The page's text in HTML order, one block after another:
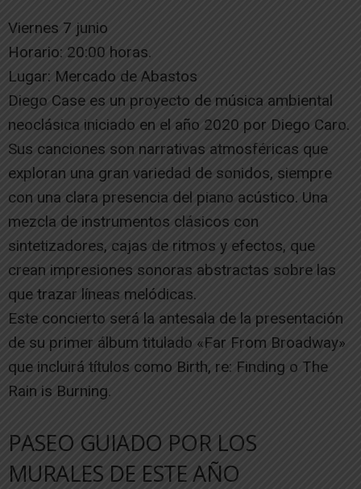
Viernes 7 junio
Horario: 20:00 horas.
Lugar: Mercado de Abastos
Diego Case es un proyecto de música ambiental
neoclásica iniciado en el año 2020 por Diego Caro.
Sus canciones son narrativas atmosféricas que
exploran una gran variedad de sonidos, siempre
con una clara presencia del piano acústico. Una
mezcla de instrumentos clásicos con
sintetizadores, cajas de ritmos y efectos, que
crean impresiones sonoras abstractas sobre las
que trazar líneas melódicas.
Este concierto será la antesala de la presentación
de su primer álbum titulado «Far From Broadway»
que incluirá títulos como Birth, re: Finding o The
Rain is Burning.
PASEO GUIADO POR LOS
MURALES DE ESTE AÑO